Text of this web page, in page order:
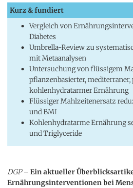
Kurz & fundiert
Vergleich von
Diabetes
Umbrella-Review zu
mit Metaanalysen
Untersuchung von flüssigem
pflanzenbasierter,
kohlenhydratarmer Ernährung
Flüssiger Mahlzeitenersatz
und BMI
Kohlenhydratarme Ernährung
und Triglyceride
DGP– Ein aktueller
Ernährungsinterventionen bei